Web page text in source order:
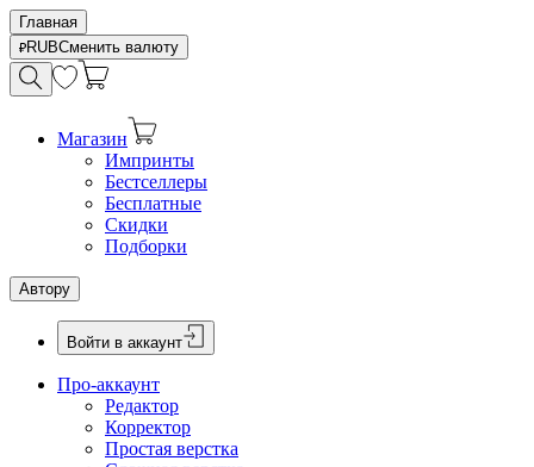
Главная
RUBСменить валюту
Магазин
Импринты
Бестселлеры
Бесплатные
Скидки
Подборки
Автору
Войти в аккаунт
Про-аккаунт
Редактор
Корректор
Простая верстка